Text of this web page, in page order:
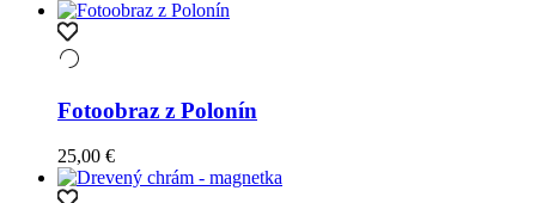
Fotoobraz z Polonín
25,00 €